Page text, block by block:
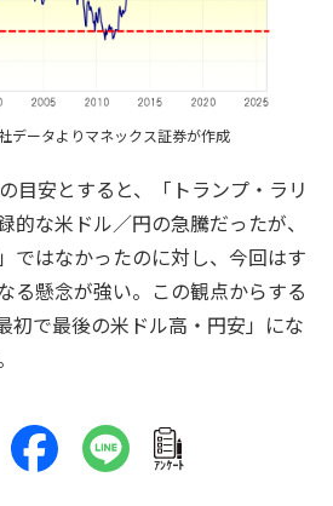
データよりマネックス証券が作成
目安とすると、「トランプ・ラリ
的な米ドル／円の急騰だったが、
ではなかったのに対し、今回はす
る懸念が強い。この観点からする
初で最後の米ドル高・円安」にな
ｱﾝｹｰﾄ